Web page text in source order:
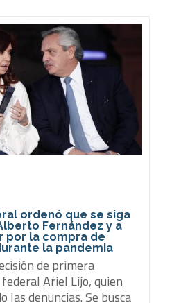
ordenó que se siga
Fernández y a
por la compra de
la pandemia
de primera
Ariel Lijo, quien
las denuncias. Se busca